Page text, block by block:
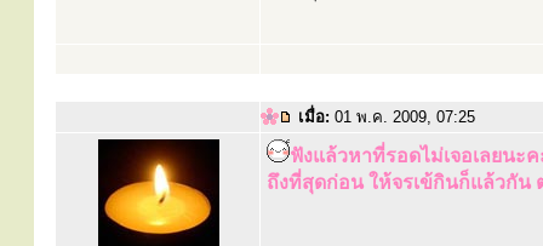
เมื่อ: 01 พ.ค. 2009, 07:25
ฟังแล้วหาที่รอดไม่เจอเลยน
ถึงที่สุดก่อน ให้จรเข้กินก็แล้วกัน